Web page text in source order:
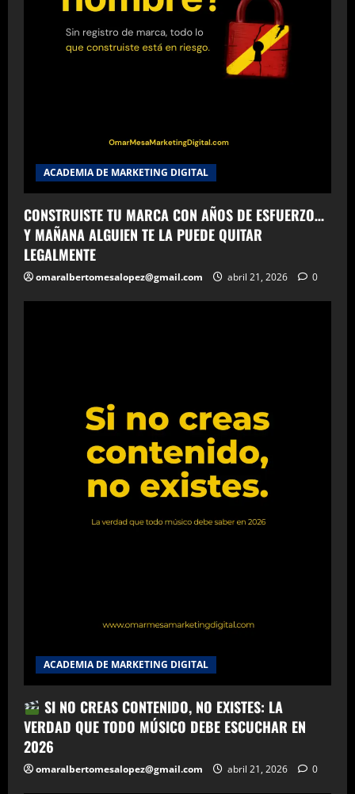
ACADEMIA DE MARKETING DIGITAL
CONSTRUISTE TU MARCA CON AÑOS DE ESFUERZO…
Y MAÑANA ALGUIEN TE LA PUEDE QUITAR
LEGALMENTE
omaralbertomesalopez@gmail.com abril 21, 2026 0
ACADEMIA DE MARKETING DIGITAL
SI NO CREAS CONTENIDO, NO EXISTES: LA
VERDAD QUE TODO MÚSICO DEBE ESCUCHAR EN
2026
omaralbertomesalopez@gmail.com abril 21, 2026 0